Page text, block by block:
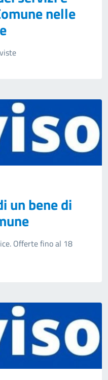
nelle
un bene di
Offerte fino al 18